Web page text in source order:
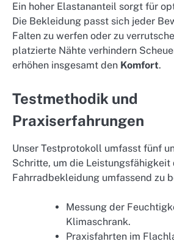
Ein hoher Elastananteil sorgt für
Die Bekleidung passt sich jeder
Falten zu werfen oder zu
platzierte Nähte verhindern
erhöhen insgesamt den Komfort.
Testmethodik und
Praxiserfahrungen
Unser Testprotokoll umfasst fünf
Schritte, um die Leistungsfähigkeit
Fahrradbekleidung umfassend zu
Messung der
Klimaschrank.
Praxisfahrten im